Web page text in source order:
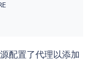
配置了代理以添加